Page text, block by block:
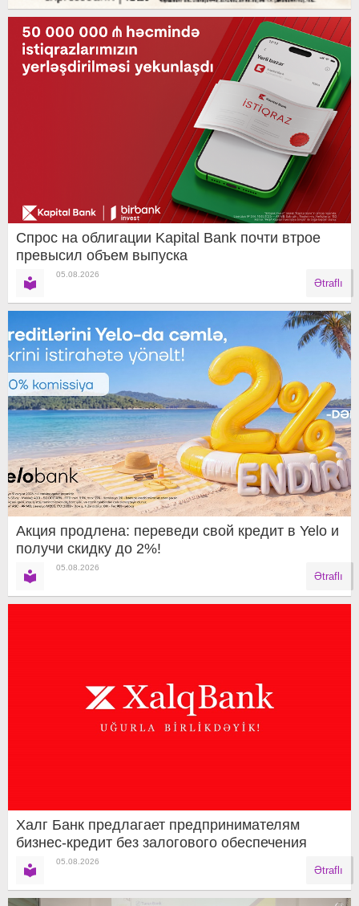
Спрос на облигации Kapital Bank почти втрое
превысил объем выпуска
05.08.2026
Ətraflı
Акция продлена: переведи свой кредит в Yelo и
получи скидку до 2%!
05.08.2026
Ətraflı
Халг Банк предлагает предпринимателям
бизнес-кредит без залогового обеспечения
05.08.2026
Ətraflı